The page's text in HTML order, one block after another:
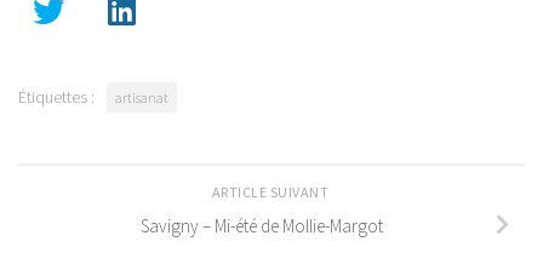
Étiquettes : artisanat
ARTICLE SUIVANT
Savigny – Mi-été de Mollie-Margot